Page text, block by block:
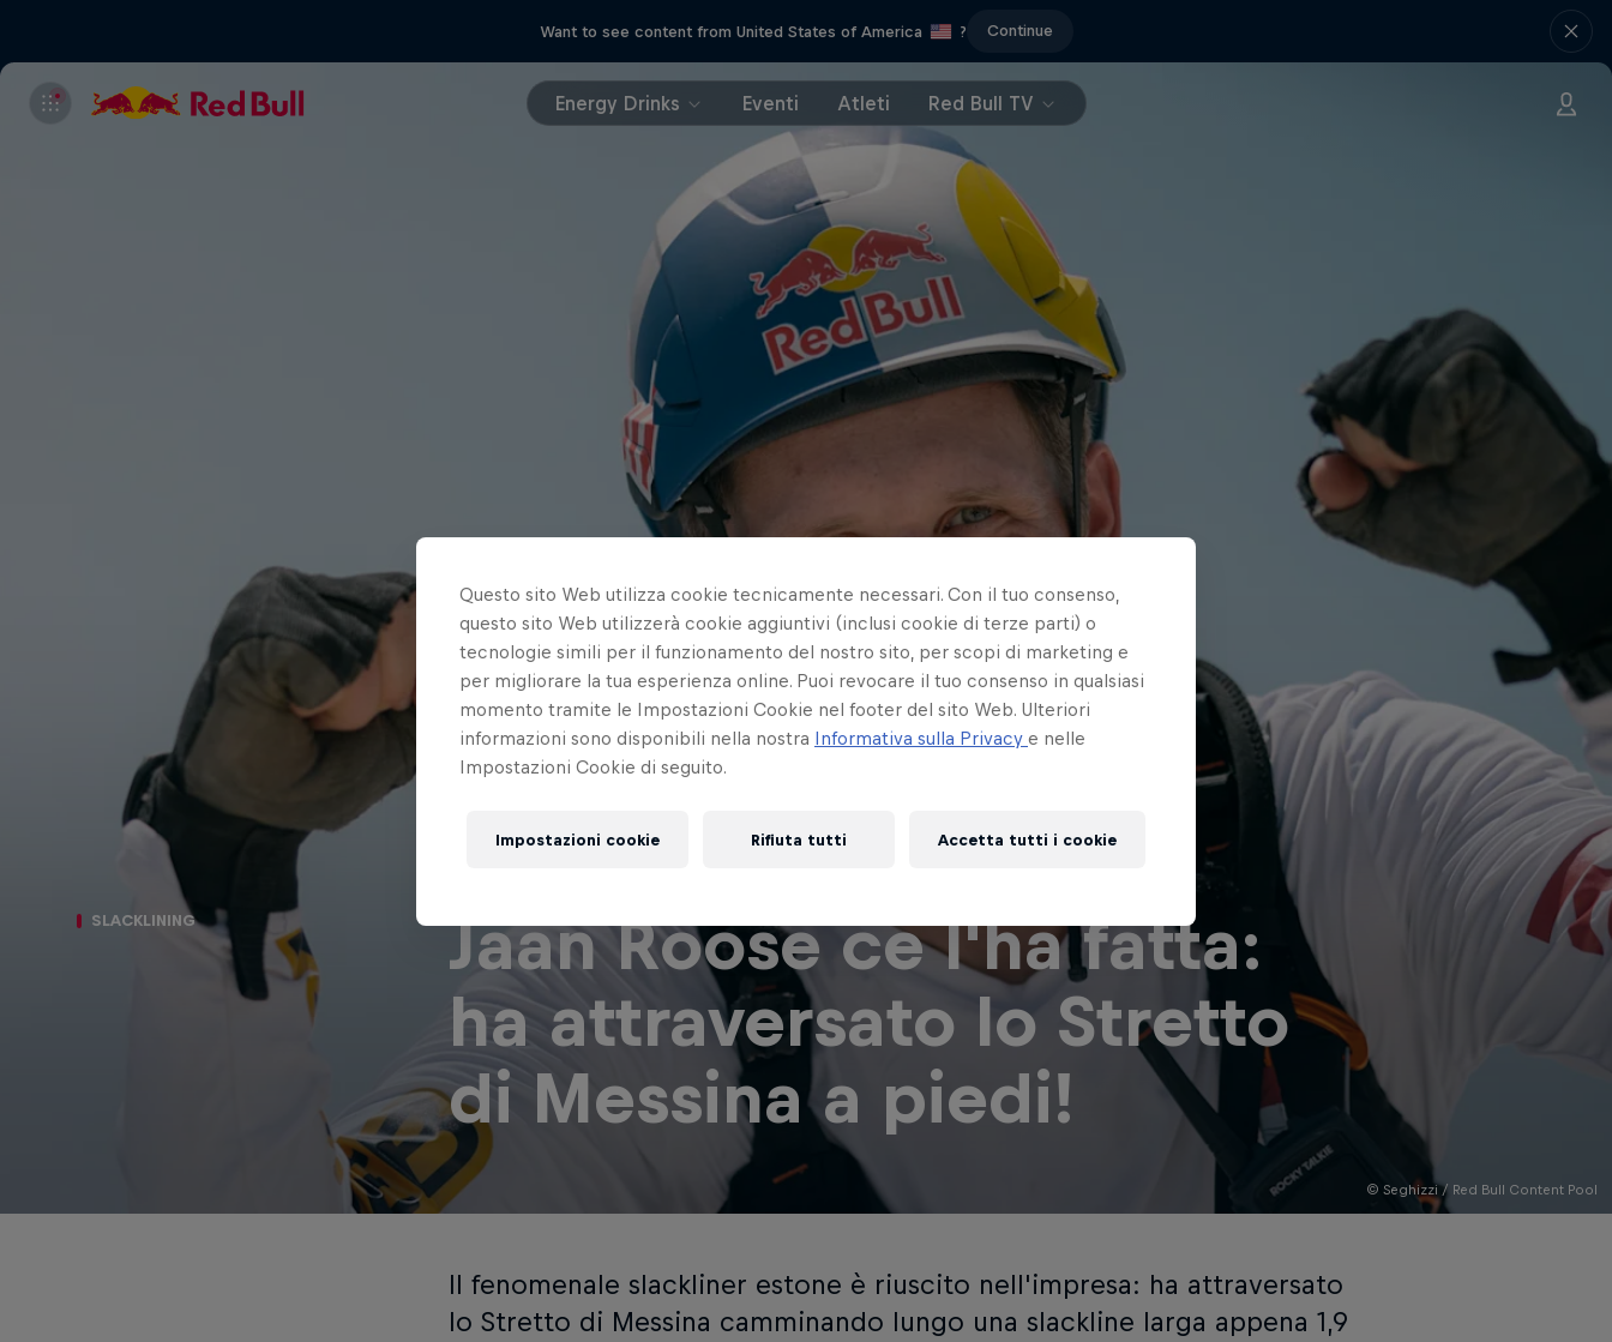
Want to see content from United States of America ? Continue
Energy Drinks Eventi Atleti Red Bull TV
© Seghizzi / Red Bull Content Pool
SLACKLINING
Jaan Roose ce l'ha fatta:
ha attraversato lo Stretto
di Messina a piedi!
Il fenomenale slackliner estone è riuscito nell'impresa: ha attraversato
lo Stretto di Messina camminando lungo una slackline larga appena 1,9
Questo sito Web utilizza cookie tecnicamente necessari. Con il tuo consenso,
questo sito Web utilizzerà cookie aggiuntivi (inclusi cookie di terze parti) o
tecnologie simili per il funzionamento del nostro sito, per scopi di marketing e
per migliorare la tua esperienza online. Puoi revocare il tuo consenso in qualsiasi
momento tramite le Impostazioni Cookie nel footer del sito Web. Ulteriori
informazioni sono disponibili nella nostra Informativa sulla Privacy e nelle
Impostazioni Cookie di seguito.
Impostazioni cookie Rifiuta tutti Accetta tutti i cookie